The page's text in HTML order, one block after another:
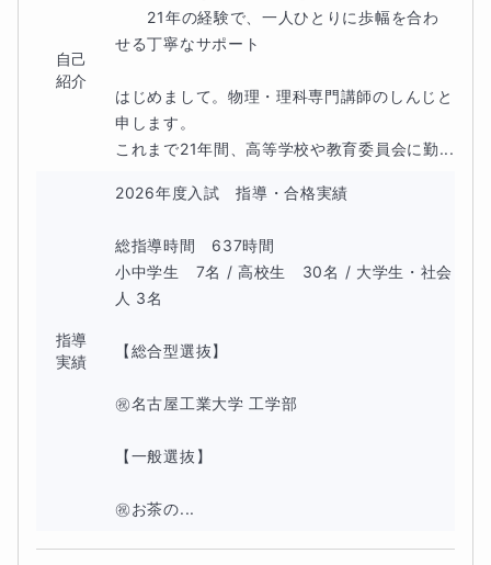
宇都宮大（工）、弘前大（理工）、山形大（医）、明治薬
科大学（薬）、国際医療福祉大（薬）
獨協医科大（医） 等
自己
紹介
21年の経験で、一人ひとりに歩幅を合わ
せる丁寧なサポート
はじめまして。物理・理科専門講師のしんじと
申します。
これまで21年間、高等学校や教育委員会に勤...
指導
実績
2026年度入試　指導・合格実績
総指導時間　637時間
小中学生　7名 / 高校生　30名 / 大学生・社会
人 3名
【総合型選抜】
㊗️名古屋工業大学 工学部
【一般選抜】
㊗️お茶の...